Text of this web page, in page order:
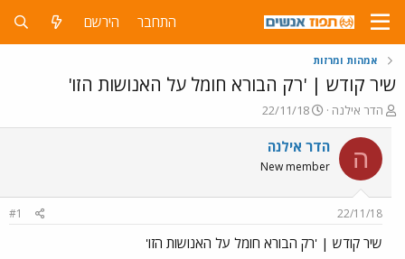
התחבר הירשם
אמהות ומרזות
שיר קודש | 'רק הבורא חומל על האנושות הזו'
פ
ו
ת
ח
ה
ש
א
הדר אילנה
פ
ו
ר
ם
ר
22/11/18
ה הדר אילנה
New member
22/11/18
#1
שיר קודש | 'רק הבורא חומל על האנושות הזו'